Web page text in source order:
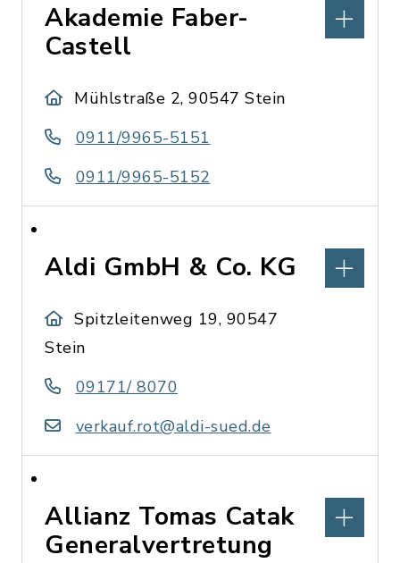
Akademie Faber-
Castell
Mühlstraße 2, 90547 Stein
0911/9965-5151
0911/9965-5152
Aldi GmbH & Co. KG
Spitzleitenweg 19, 90547
Stein
09171/ 8070
verkauf.rot@aldi-sued.de
Allianz Tomas Catak
Generalvertretung